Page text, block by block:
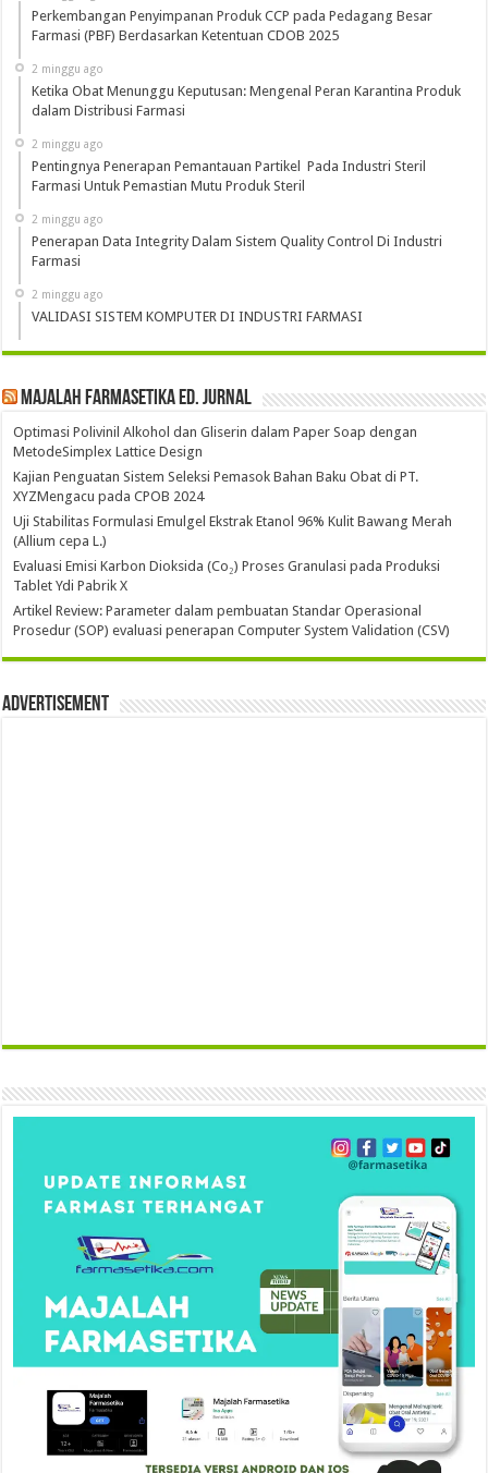
Perkembangan Penyimpanan Produk CCP pada Pedagang Besar
Farmasi (PBF) Berdasarkan Ketentuan CDOB 2025
2 minggu ago
Ketika Obat Menunggu Keputusan: Mengenal Peran Karantina Produk
dalam Distribusi Farmasi
2 minggu ago
Pentingnya Penerapan Pemantauan Partikel Pada Industri Steril
Farmasi Untuk Pemastian Mutu Produk Steril
2 minggu ago
Penerapan Data Integrity Dalam Sistem Quality Control Di Industri
Farmasi
2 minggu ago
VALIDASI SISTEM KOMPUTER DI INDUSTRI FARMASI
Majalah Farmasetika Ed. Jurnal
Optimasi Polivinil Alkohol dan Gliserin dalam Paper Soap dengan
MetodeSimplex Lattice Design
Kajian Penguatan Sistem Seleksi Pemasok Bahan Baku Obat di PT.
XYZMengacu pada CPOB 2024
Uji Stabilitas Formulasi Emulgel Ekstrak Etanol 96% Kulit Bawang Merah
(Allium cepa L.)
Evaluasi Emisi Karbon Dioksida (Co₂) Proses Granulasi pada Produksi
Tablet Ydi Pabrik X
Artikel Review: Parameter dalam pembuatan Standar Operasional
Prosedur (SOP) evaluasi penerapan Computer System Validation (CSV)
Advertisement